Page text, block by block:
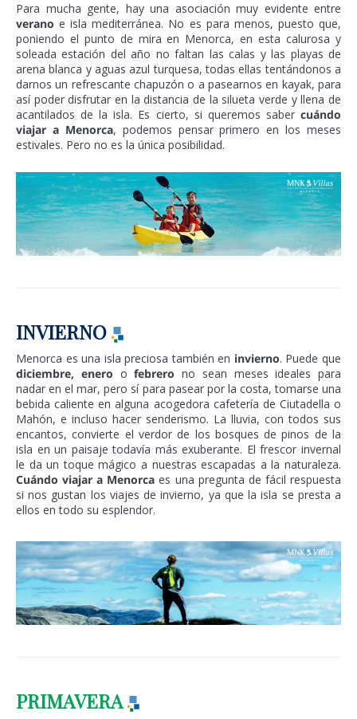
Para mucha gente, hay una asociación muy evidente entre
verano e isla mediterránea. No es para menos, puesto que,
poniendo el punto de mira en Menorca, en esta calurosa y
soleada estación del año no faltan las calas y las playas de
arena blanca y aguas azul turquesa, todas ellas tentándonos a
darnos un refrescante chapuzón o a pasearnos en kayak, para
así poder disfrutar en la distancia de la silueta verde y llena de
acantilados de la isla. Es cierto, si queremos saber cuándo
viajar a Menorca, podemos pensar primero en los meses
estivales. Pero no es la única posibilidad.
INVIERNO
Menorca es una isla preciosa también en invierno. Puede que
diciembre, enero ofebrero no sean meses ideales para
nadar en el mar, pero sí para pasear por la costa, tomarse una
bebida caliente en alguna acogedora cafetería de Ciutadella o
Mahón, e incluso hacer senderismo. La lluvia, con todos sus
encantos, convierte el verdor de los bosques de pinos de la
isla en un paisaje todavía más exuberante. El frescor invernal
le da un toque mágico a nuestras escapadas a la naturaleza.
Cuándo viajar a Menorca es una pregunta de fácil respuesta
si nos gustan los viajes de invierno, ya que la isla se presta a
ellos en todo su esplendor.
PRIMAVERA